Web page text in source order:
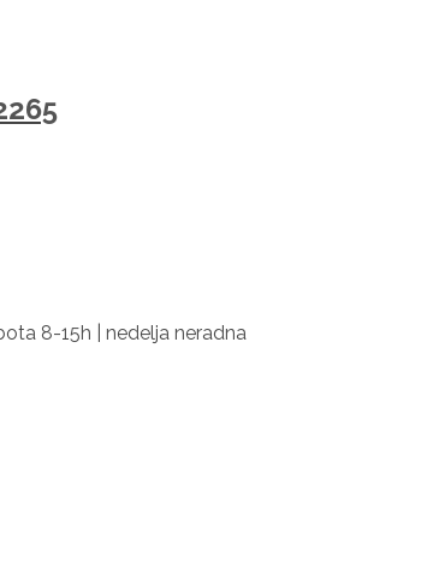
8-15h | nedelja neradna